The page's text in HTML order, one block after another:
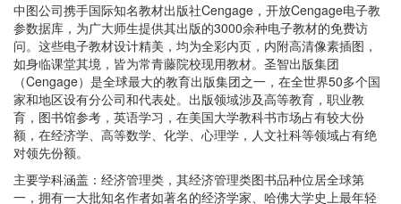
中图公司携手国际知名教材出版社Cengage，开放Cengage电子教
参数据库，为广大师生提供其出版的3000余种电子教材的免费访
问。这些电子教材设计精美，均为全彩内页，内附高清像素插图，
如身临课堂其境，皆为常青藤院校现用教材。圣智出版集团
（Cengage）是全球最大的教育出版集团之一，在全世界50多个国
家和地区设有分公司和代表处。出版领域涉及高等教育，职业教
育，图书馆参考，英语学习，在美国大学教科书市场占有较大份
额，在经济学、高等数学、化学、心理学，人文社科等领域占有绝
对领先份额。
主要学科涵盖：经济管理类，其经济管理类图书品种位居全球第
一，拥有一大批知名作者如著名的经济学家、哈佛大学史上最年轻